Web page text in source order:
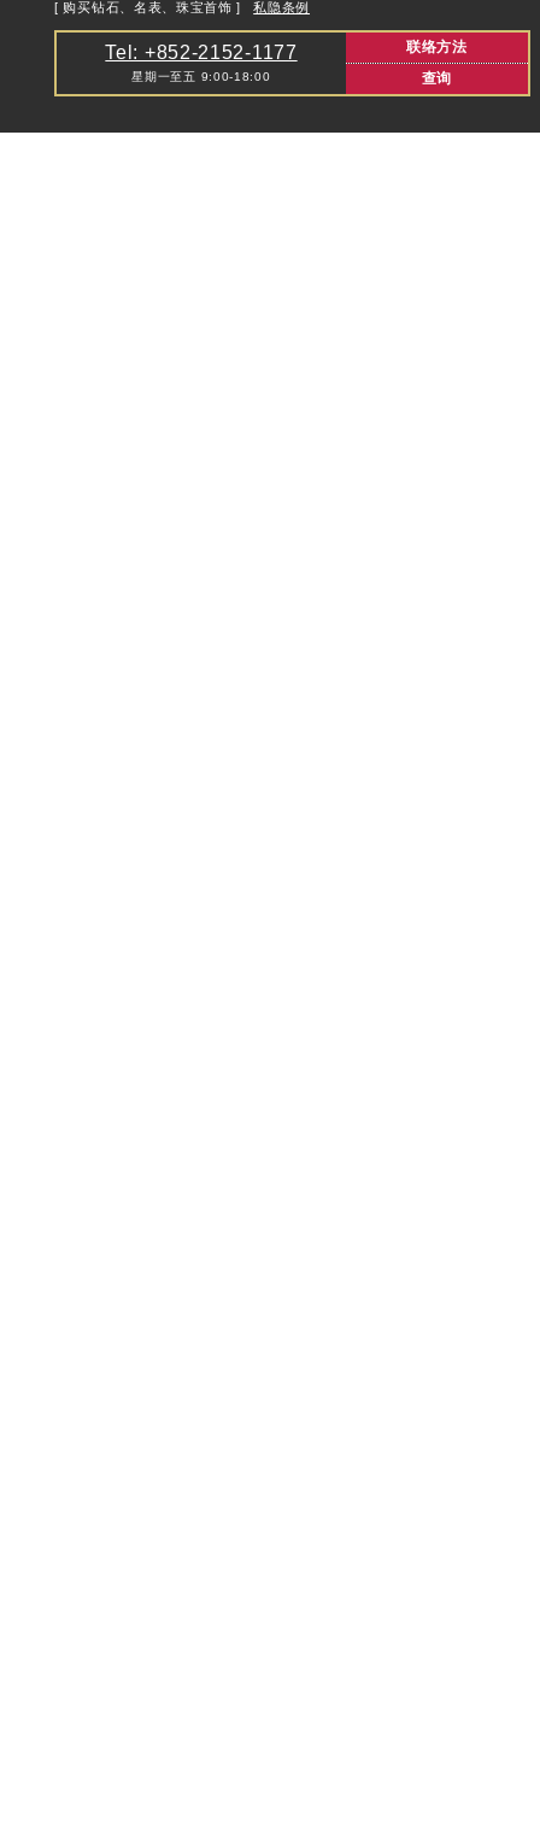
[ 购买钻石、名表、珠宝首饰 ] 私隐条例
Tel: +852-2152-1177
星期一至五 9:00-18:00
联络方法
查询